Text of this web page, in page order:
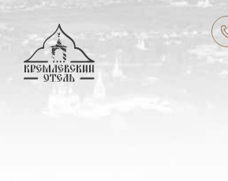
ПРАЗДНИКИ И СОБЫТИЯ
Скидка до -10%